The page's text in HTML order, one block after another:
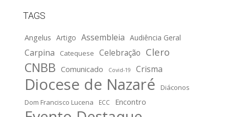
TAGS
Angelus Artigo Assembleia Audiência Geral
Carpina Catequese Celebração Clero
CNBB Comunicado Covid-19 Crisma
Diocese de Nazaré
Diáconos
Dom Francisco Lucena
ECC Encontro